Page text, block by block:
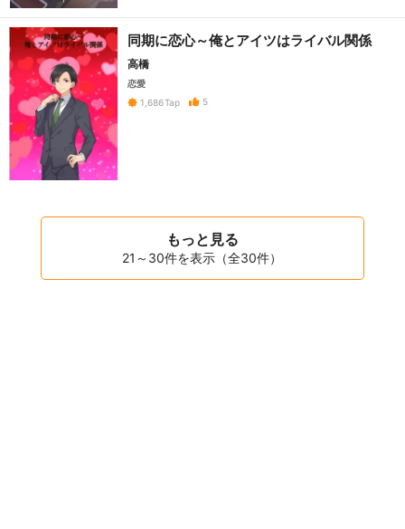
同期に恋心～俺とアイツはライバル関係
高橋
恋愛
1,686Tap 5
もっと見る
21～30件を表示（全30件）